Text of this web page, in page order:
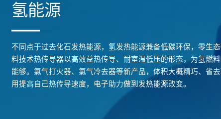
氢能源
不同点于过去化石发热能源，氢发热能源兼备低碳环保，零生
料技术热传导器以高效益热传导、耐室温低压的形态，为氢燃
能够。氯气打火器、氯气冷去器等新产品，体积大概精巧、省
用提高自己热传导速度，电子助力做到发热能源改变。